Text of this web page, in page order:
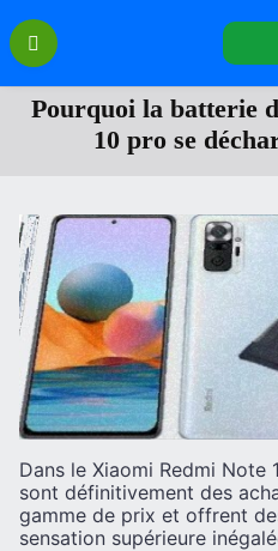
Перейти
содержанию
Pourquoi la batterie
10 pro se
Dans le Xiaomi Redmi Note
sont définitivement des
gamme de prix et offrent
sensation supérieure